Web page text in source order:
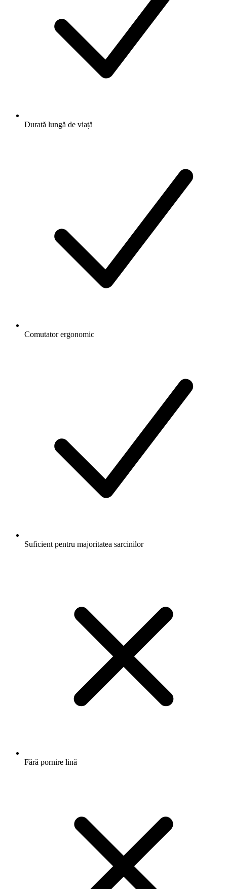
Durată lungă de viață
Comutator ergonomic
Suficient pentru majoritatea sarcinilor
Fără pornire lină